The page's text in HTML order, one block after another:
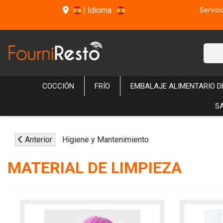
| Idioma :
COCCIÓN FRÍO EMBALAJE ALIMENTARIO
Anterior Higiene y Mantenimiento
MATERIAL DE LIMPIEZA